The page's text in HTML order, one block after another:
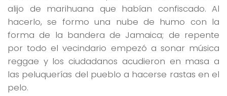
alijo de marihuana que habían confiscado. Al
hacerlo, se formo una nube de humo con la
forma de la bandera de Jamaica; de repente
por todo el vecindario empezó a sonar música
reggae y los ciudadanos acudieron en masa a
las peluquerías del pueblo a hacerse rastas en el
pelo.